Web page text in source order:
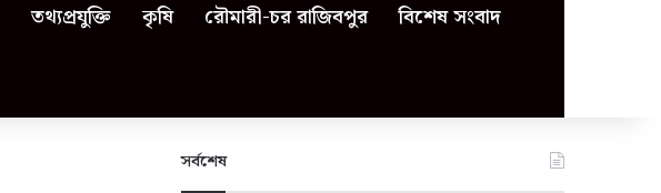
তথ্যপ্রযুক্তি কৃষি রৌমারী-চর রাজিবপুর বিশেষ সংবাদ
সর্বশেষ